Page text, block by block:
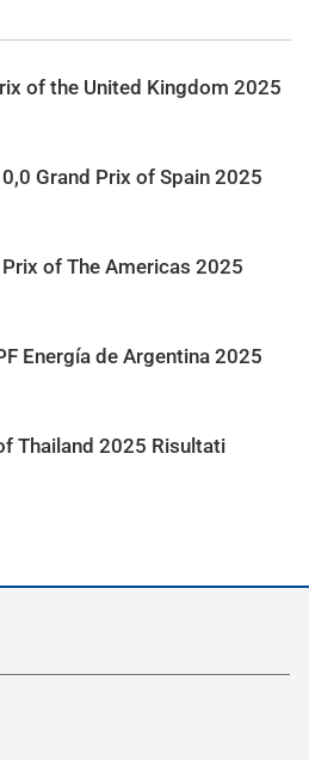
of the United Kingdom 2025
Grand Prix of Spain 2025
of The Americas 2025
Energía de Argentina 2025
Thailand 2025 Risultati